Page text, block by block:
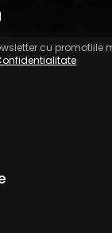
cu promotiile